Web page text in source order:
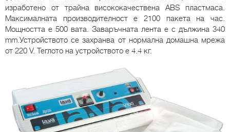
изработено от трайна висококачествена ABS пластмаса.
Максималната производителност е 2100 пакета на час.
Мощността е 500 вата. Заваръчната лента е с дължина 340
mm.Устройството се захранва от нормална домашна мрежа
от 220 V. Теглото на устройството е 4.4 кг.